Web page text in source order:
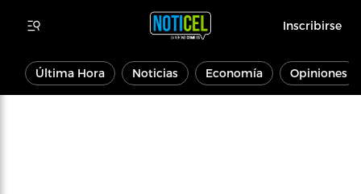
Inscribirse
Última Hora Noticias Economía Opiniones